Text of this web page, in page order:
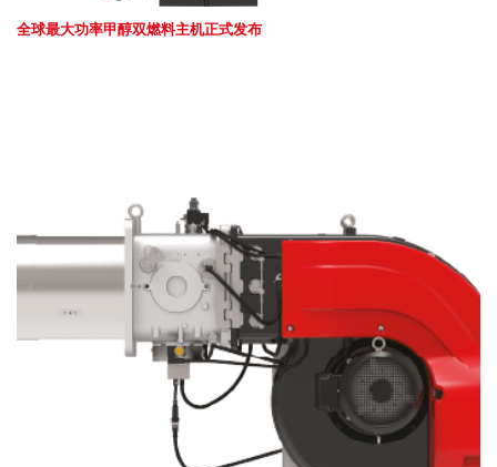
全球最大功率甲醇双燃料主机正式发布